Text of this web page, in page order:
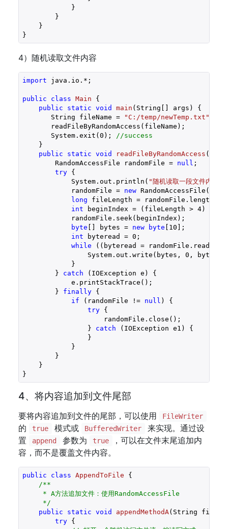
            }
        }
    }
4）随机读取文件内容
import java.io.*;
public class Main
{
public
static void main (String[] args)
{
       String fileName =
"C:/temp/newTemp.txt"
       readFileByRandomAccess(fileName);
       System.exit(
0 );
//success
    }
public
static void readFileByRandomAccess
        RandomAccessFile randomFile =
null ;
try {
            System.out.println(
"随机读取一段文件内容：
            randomFile =
new
long fileLength = randomFile.length();
int beginIndex = (fileLength > 4) ?
            randomFile.seek(beginIndex);
byte [] bytes = new byte [ 10 ];
int byteread = 0 ;
while ((byteread =
                System.out.write(bytes,
0 ,
            }
        }
catch (IOException e) {
            e.printStackTrace();
        }
finally {
if (randomFile != null ) {
try {
                    randomFile.close();
                }
catch (IOException e1) {
                }
            }
        }
    }
4、将内容追加到文件尾部
要将内容追加到文件的尾部，可以使用 FileWriter
的 true 模式或 BufferedWriter
来实现。通过设
置
append 参数为 true
，可以在文件末尾追加内
容，而不是覆盖文件内容。
public class AppendToFile
{
/**
     * A方法追加文件：使用RandomAccessFile
     */
public
static void appendMethodA(String
try {